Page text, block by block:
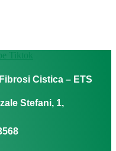
Tiktok
Cistica – ETS
Stefani, 1,